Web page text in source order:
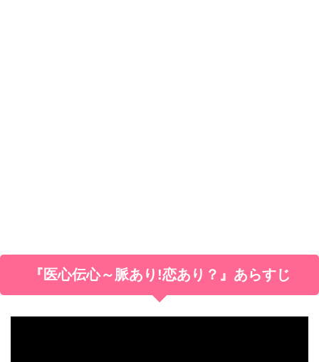
『医心伝心～脈あり!恋あり？』あらすじ